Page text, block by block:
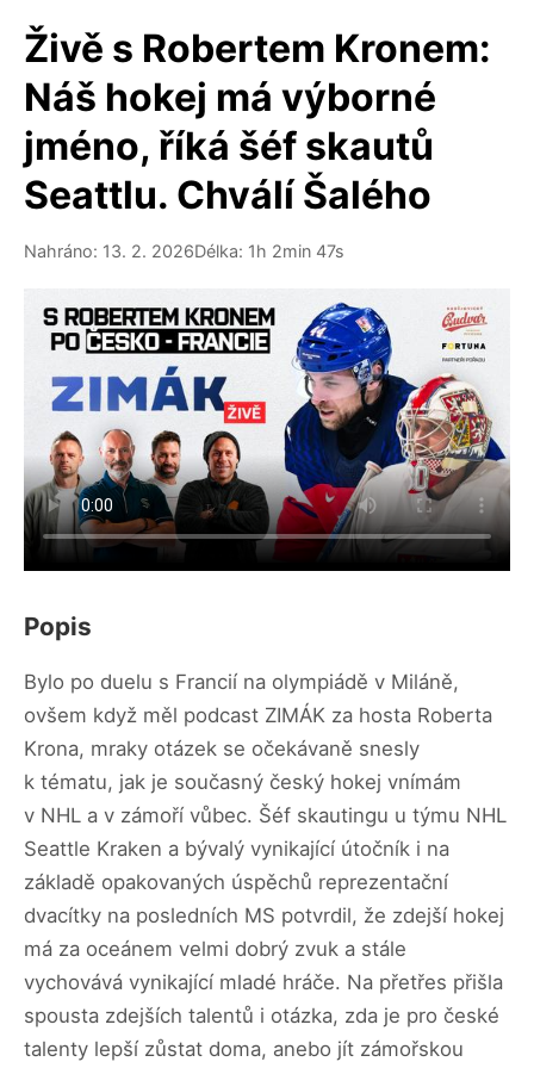
Živě s Robertem Kronem:
Náš hokej má výborné
jméno, říká šéf skautů
Seattlu. Chválí Šalého
Nahráno: 13. 2. 2026Délka: 1h 2min 47s
Popis
Bylo po duelu s Francií na olympiádě v Miláně,
ovšem když měl podcast ZIMÁK za hosta Roberta
Krona, mraky otázek se očekávaně snesly
k tématu, jak je současný český hokej vnímám
v NHL a v zámoří vůbec. Šéf skautingu u týmu NHL
Seattle Kraken a bývalý vynikající útočník i na
základě opakovaných úspěchů reprezentační
dvacítky na posledních MS potvrdil, že zdejší hokej
má za oceánem velmi dobrý zvuk a stále
vychovává vynikající mladé hráče. Na přetřes přišla
spousta zdejších talentů i otázka, zda je pro české
talenty lepší zůstat doma, anebo jít zámořskou